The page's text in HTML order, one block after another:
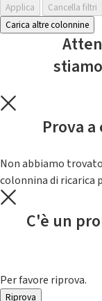
Applica
Cancella filtri
Carica altre colonnine
Prova
Non abbiamo
colonnina di ricarica
C'è un
Per favore riprova.
Riprova